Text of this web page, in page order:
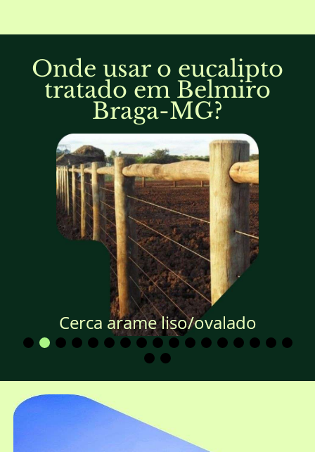
Onde usar o eucalipto
tratado em Belmiro
Braga-MG?
Cerca arame liso/ovalado